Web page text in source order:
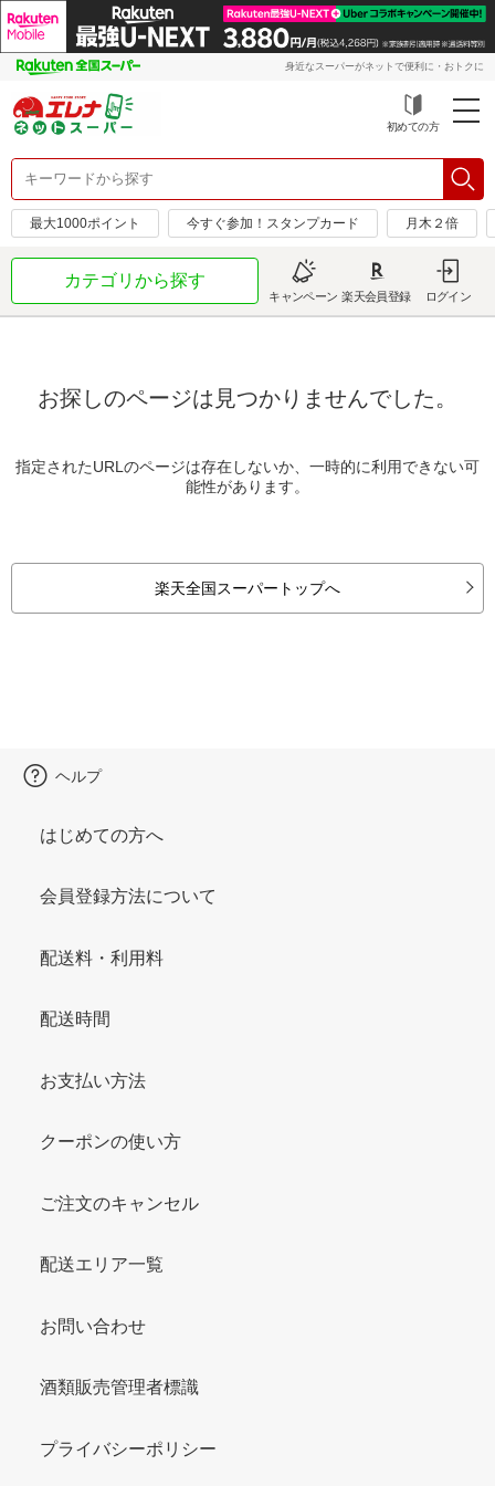
身近なスーパーがネットで便利に・おトクに
初めての方
最大1000ポイント 今すぐ参加！スタンプカード 月木２倍
カテゴリから探す
キャンペーン 楽天会員登録 ログイン
お探しのページは見つかりませんでした。
指定されたURLのページは存在しないか、一時的に利用できない可
能性があります。
楽天全国スーパートップへ
ヘルプ
はじめての方へ
会員登録方法について
配送料・利用料
配送時間
お支払い方法
クーポンの使い方
ご注文のキャンセル
配送エリア一覧
お問い合わせ
酒類販売管理者標識
プライバシーポリシー